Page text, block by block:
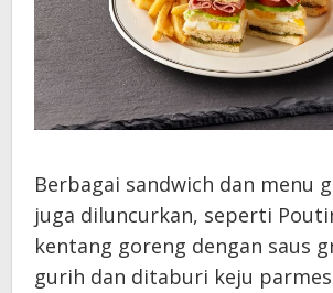
Berbagai sandwich dan menu
juga diluncurkan, seperti
kentang goreng dengan saus
gurih dan ditaburi keju